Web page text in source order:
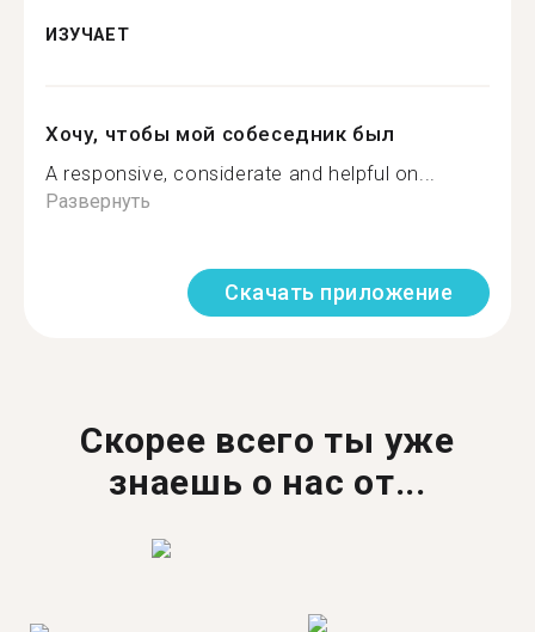
ИЗУЧАЕТ
Хочу, чтобы мой собеседник был
A responsive, considerate and helpful on...
Развернуть
Скачать приложение
Скорее всего ты уже
знаешь о нас от...